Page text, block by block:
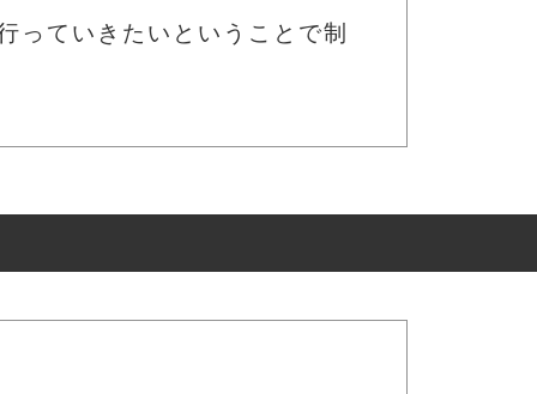
っていきたいということで制